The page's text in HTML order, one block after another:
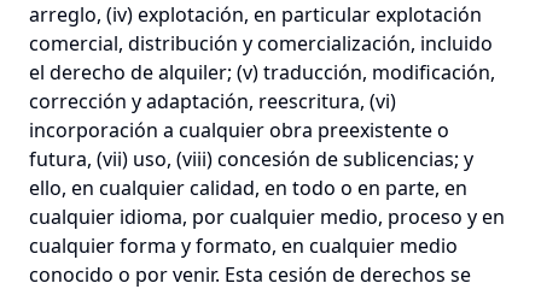
arreglo, (iv) explotación, en particular explotación
comercial, distribución y comercialización, incluido
el derecho de alquiler; (v) traducción, modificación,
corrección y adaptación, reescritura, (vi)
incorporación a cualquier obra preexistente o
futura, (vii) uso, (viii) concesión de sublicencias; y
ello, en cualquier calidad, en todo o en parte, en
cualquier idioma, por cualquier medio, proceso y en
cualquier forma y formato, en cualquier medio
conocido o por venir. Esta cesión de derechos se